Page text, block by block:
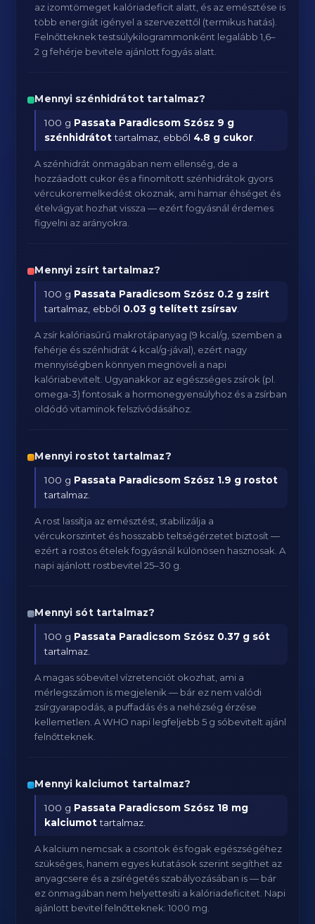
az izomtömeget kalóriadeficit alatt, és az emésztése is
több energiát igényel a szervezettől (termikus hatás).
Felnőtteknek testsúlykilogrammonként legalább 1,6–
2 g fehérje bevitele ajánlott fogyás alatt.
Mennyi szénhidrátot tartalmaz?
100 g Passata Paradicsom Szósz 9 g
szénhidrátottartalmaz, ebből 4.8 g cukor
A szénhidrát önmagában nem ellenség, de a
hozzáadott cukor és a finomított szénhidrátok gyors
vércukoremelkedést okoznak, ami hamar éhséget és
ételvágyat hozhat vissza — ezért fogyásnál érdemes
figyelni az arányokra.
Mennyi zsírt tartalmaz?
100 g Passata Paradicsom Szósz 0.2 g zsírt
tartalmaz, ebből 0.03 g telített zsírsav
A zsír kalóriasűrű makrotápanyag (9 kcal/g, szemben a
fehérje és szénhidrát 4 kcal/g-jával), ezért nagy
mennyiségben könnyen megnöveli a napi
kalóriabevitelt. Ugyanakkor az egészséges zsírok (pl.
omega-3) fontosak a hormonegyensúlyhoz és a zsírban
oldódó vitaminok felszívódásához.
Mennyi rostot tartalmaz?
100 g Passata Paradicsom Szósz 1.9 g rostot
tartalmaz.
A rost lassítja az emésztést, stabilizálja a
vércukorszintet és hosszabb teltségérzetet biztosít —
ezért a rostos ételek fogyásnál különösen hasznosak. A
napi ajánlott rostbevitel 25–30 g.
Mennyi sót tartalmaz?
100 g Passata Paradicsom Szósz 0.37 g sót
tartalmaz.
A magas sóbevitel vízretenciót okozhat, ami a
mérlegszámon is megjelenik — bár ez nem valódi
zsírgyarapodás, a puffadás és a nehézség érzése
kellemetlen. A WHO napi legfeljebb 5 g sóbevitelt ajánl
felnőtteknek.
Mennyi kalciumot tartalmaz?
100 g Passata Paradicsom Szósz 18 mg
kalciumottartalmaz.
A kalcium nemcsak a csontok és fogak egészségéhez
szükséges, hanem egyes kutatások szerint segíthet az
anyagcsere és a zsírégetés szabályozásában is — bár
ez önmagában nem helyettesíti a kalóriadeficitet. Napi
ajánlott bevitel felnőtteknek: 1000 mg.